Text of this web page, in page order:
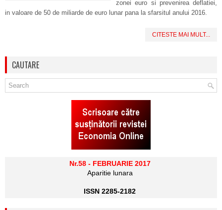
zonei euro si prevenirea deflatiei,
in valoare de 50 de miliarde de euro lunar pana la sfarsitul anului 2016.
CITESTE MAI MULT...
CAUTARE
Nr.58 - FEBRUARIE 2017
Aparitie lunara
ISSN 2285-2182